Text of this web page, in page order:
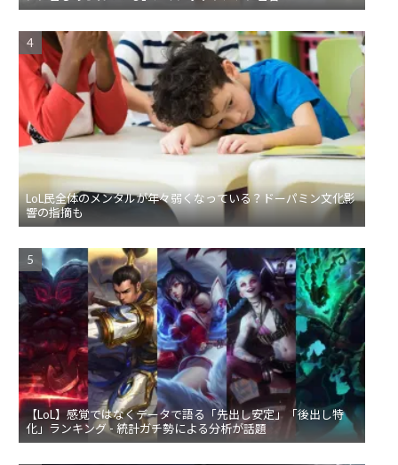
LoL民全体のメンタルが年々弱くなっている？ドーパミン文化影
響の指摘も
【LoL】感覚ではなくデータで語る「先出し安定」「後出し特
化」ランキング - 統計ガチ勢による分析が話題